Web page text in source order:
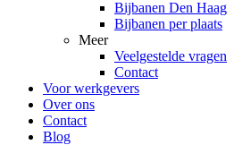
Bijbanen Den Haag
Bijbanen per plaats
Meer
Veelgestelde vragen
Contact
Voor werkgevers
Over ons
Contact
Blog